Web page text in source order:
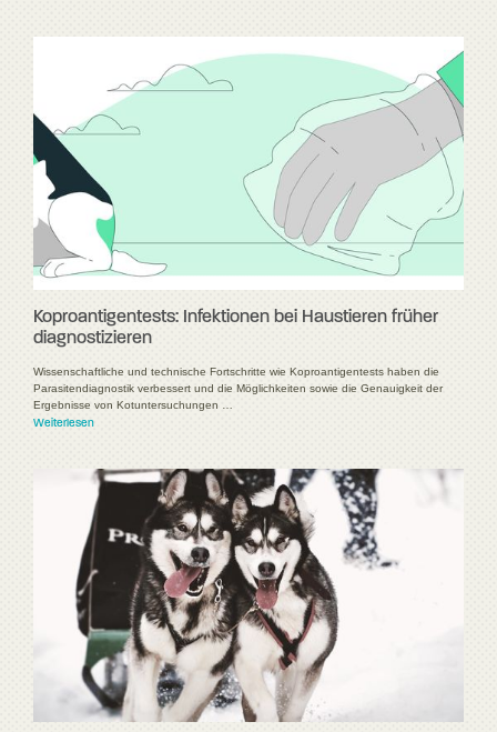
Koproantigentests: Infektionen bei Haustieren früher
diagnostizieren
Wissenschaftliche und technische Fortschritte wie Koproantigentests haben die
Parasitendiagnostik verbessert und die Möglichkeiten sowie die Genauigkeit der
Ergebnisse von Kotuntersuchungen …
Weiterlesen